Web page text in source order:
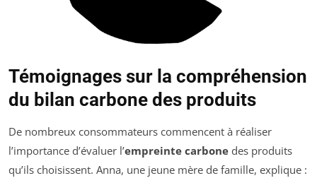
Témoignages sur la compréhension
du bilan carbone des produits
De nombreux consommateurs commencent à réaliser
l’importance d’évaluer l’empreinte carbone des produits
qu’ils choisissent. Anna, une jeune mère de famille, explique :